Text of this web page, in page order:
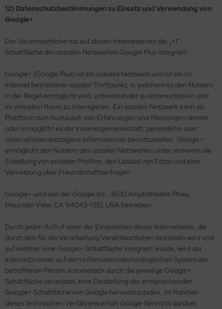
12) Datenschutzbestimmungen zu Einsatz und Verwendung von
Google+
Der Verantwortliche hat auf diesen Internetseiten die „+1“-
Schaltfläche des sozialen Netzwerkes Google Plus integriert.
Google+ (Google Plus) ist ein soziales Netzwerk und ist ein im
Internet betriebener sozialer Treffpunkt, in welchem es den Nutzern
in der Regel ermöglicht wird, untereinander zu kommunizieren und
im virtuellen Raum zu interagieren. Ein soziales Netzwerk kann als
Plattform zum Austausch von Erfahrungen und Meinungen dienen
oder ermöglicht es der Internetgemeinschaft, persönliche oder
unternehmensbezogene Informationen bereitzustellen. Google+
ermöglicht den Nutzern des sozialen Netzwerkes unter anderem die
Erstellung von privaten Profilen, den Upload von Fotos und eine
Vernetzung über Freundschaftsanfragen.
Google+ wird von der Google Inc., 1600 Amphitheatre Pkwy,
Mountain View, CA 94043-1351, USA betrieben.
Durch jeden Aufruf einer der Einzelseiten dieser Internetseite, die
durch den für die Verarbeitung Verantwortlichen betrieben wird und
auf welcher eine Google+ Schaltfläche integriert wurde, wird der
Internetbrowser auf dem informationstechnologischen System der
betroffenen Person automatisch durch die jeweilige Google+
Schaltfläche veranlasst, eine Darstellung der entsprechenden
Google+ Schaltfläche von Google herunterzuladen. Im Rahmen
dieses technischen Verfahrens erhält Google Kenntnis darüber,